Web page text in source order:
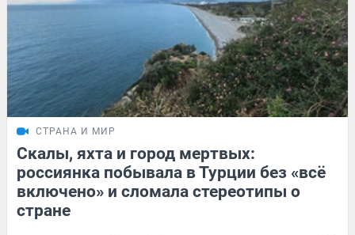
СТРАНА И МИР
Скалы, яхта и город мертвых:
россиянка побывала в Турции без «всё
включено» и сломала стереотипы о
стране